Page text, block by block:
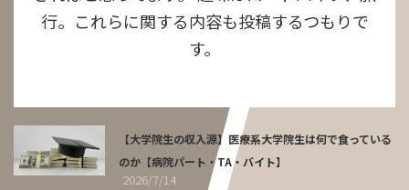
行。これらに関する内容も投稿するつもりで
す。
【大学院生の収入源】医療系大学院生は何で食っている
のか【病院パート・TA・バイト】
2026/7/14